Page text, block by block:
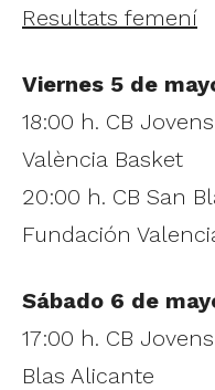
Resultats femení
Viernes 5 de
18:00 h. CB Jovens
València Basket
20:00 h. CB San
Fundación
Sábado 6 de
17:00 h. CB Jovens
Blas Alicante